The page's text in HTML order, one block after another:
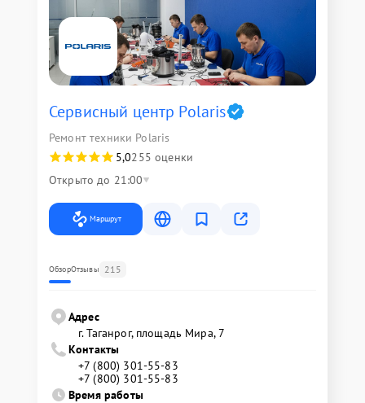
Сервисный центр Polaris
Ремонт техники Polaris
5,0255 оценки
Открыто до 21:00
Маршрут
ОбзорОтзывы 215
Адрес
г. Таганрог, площадь Мира, 7
Контакты
+7 (800) 301-55-83
+7 (800) 301-55-83
Время работы